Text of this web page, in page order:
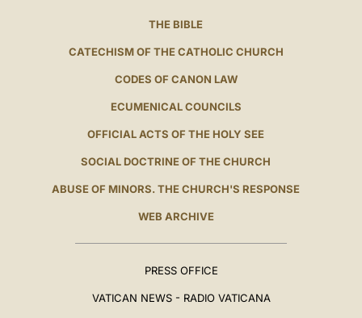
THE BIBLE
CATECHISM OF THE CATHOLIC CHURCH
CODES OF CANON LAW
ECUMENICAL COUNCILS
OFFICIAL ACTS OF THE HOLY SEE
SOCIAL DOCTRINE OF THE CHURCH
ABUSE OF MINORS. THE CHURCH'S RESPONSE
WEB ARCHIVE
PRESS OFFICE
VATICAN NEWS - RADIO VATICANA